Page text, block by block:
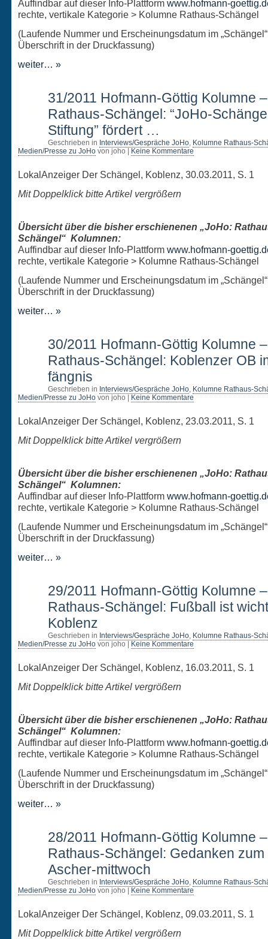
Auffindbar auf dieser Info-Plattform www.hofmann-
rechte, vertikale Kategorie > Kolumne Rathaus-Schängel
(Laufende Nummer und Erscheinungsdatum im
Überschrift in der Druckfassung)
weiter… »
31/2011 Hofmann-Göttig Kolumne
Rathaus-Schängel: “JoHo-
Stiftung” fördert …
Geschrieben in Interviews/Gespräche JoHo, Kolumne Rathaus-
Medien/Presse zu JoHo von joho | Keine Kommentare
LokalAnzeiger Der Schängel, Koblenz, 30.03.2011, S. 1
Mit Doppelklick bitte Artikel vergrößern
Übersicht über die bisher erschienenen „JoHo:
Schängel“ Kolumnen:
Auffindbar auf dieser Info-Plattform www.hofmann-
rechte, vertikale Kategorie > Kolumne Rathaus-Schängel
(Laufende Nummer und Erscheinungsdatum im
Überschrift in der Druckfassung)
weiter… »
30/2011 Hofmann-Göttig Kolumne
Rathaus-Schängel: Koblenzer OB
fängnis
Geschrieben in Interviews/Gespräche JoHo, Kolumne Rathaus-
Medien/Presse zu JoHo von joho | Keine Kommentare
LokalAnzeiger Der Schängel, Koblenz, 23.03.2011, S. 1
Mit Doppelklick bitte Artikel vergrößern
Übersicht über die bisher erschienenen „JoHo:
Schängel“ Kolumnen:
Auffindbar auf dieser Info-Plattform www.hofmann-
rechte, vertikale Kategorie > Kolumne Rathaus-Schängel
(Laufende Nummer und Erscheinungsdatum im
Überschrift in der Druckfassung)
weiter… »
29/2011 Hofmann-Göttig Kolumne
Rathaus-Schängel: Fußball ist
Koblenz
Geschrieben in Interviews/Gespräche JoHo, Kolumne Rathaus-
Medien/Presse zu JoHo von joho | Keine Kommentare
LokalAnzeiger Der Schängel, Koblenz, 16.03.2011, S. 1
Mit Doppelklick bitte Artikel vergrößern
Übersicht über die bisher erschienenen „JoHo:
Schängel“ Kolumnen:
Auffindbar auf dieser Info-Plattform www.hofmann-
rechte, vertikale Kategorie > Kolumne Rathaus-Schängel
(Laufende Nummer und Erscheinungsdatum im
Überschrift in der Druckfassung)
weiter… »
28/2011 Hofmann-Göttig Kolumne
Rathaus-Schängel: Gedanken zum
Ascher-mittwoch
Geschrieben in Interviews/Gespräche JoHo, Kolumne Rathaus-
Medien/Presse zu JoHo von joho | Keine Kommentare
LokalAnzeiger Der Schängel, Koblenz, 09.03.2011, S. 1
Mit Doppelklick bitte Artikel vergrößern